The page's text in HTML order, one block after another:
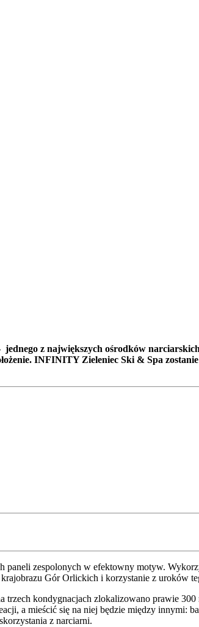
z największych ośrodków
INFINITY Zieleniec Ski & Spa
paneli zespolonych w efektowny motyw.
Gór Orlickich i korzystanie z uroków
trzech kondygnacjach zlokalizowano prawie
a mieścić się na niej będzie między innymi:
z narciarni.